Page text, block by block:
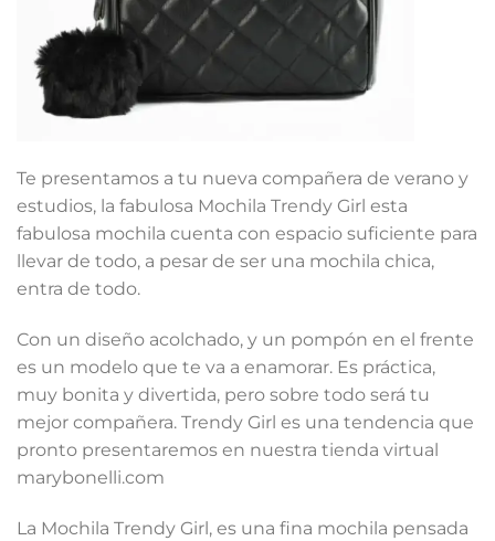
Te presentamos a tu nueva compañera de verano y
estudios, la fabulosa Mochila Trendy Girl esta
fabulosa mochila cuenta con espacio suficiente para
llevar de todo, a pesar de ser una mochila chica,
entra de todo.
Con un diseño acolchado, y un pompón en el frente
es un modelo que te va a enamorar. Es práctica,
muy bonita y divertida, pero sobre todo será tu
mejor compañera. Trendy Girl es una tendencia que
pronto presentaremos en nuestra tienda virtual
marybonelli.com
La Mochila Trendy Girl, es una fina mochila pensada